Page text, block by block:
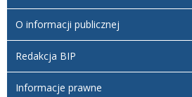
O informacji publicznej
Redakcja BIP
Informacje prawne